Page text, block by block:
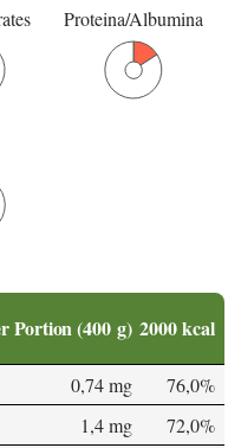
Proteina/Albumina
Portion (400 g) 2000 kcal
0,74 mg
76,0%
1,4 mg
72,0%